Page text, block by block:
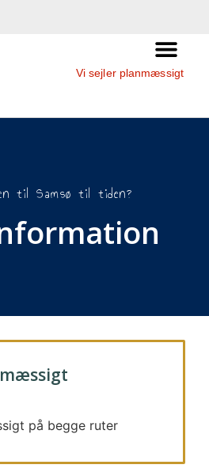
Vi sejler planmæssigt
til Samsø til tiden?
på begge ruter